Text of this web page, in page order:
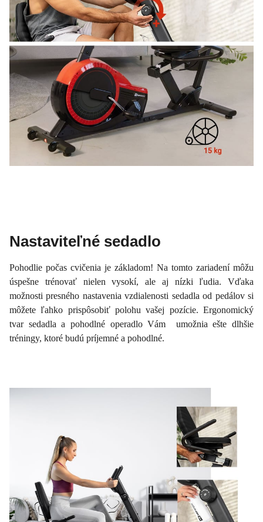
Nastaviteľné sedadlo
Pohodlie počas cvičenia je základom! Na tomto zariadení môžu
úspešne trénovať nielen vysokí, ale aj nízki ľudia. Vďaka
možnosti presného nastavenia vzdialenosti sedadla od pedálov si
môžete ľahko prispôsobiť polohu vašej pozície. Ergonomický
tvar sedadla a pohodlné operadlo Vám umožnia ešte dlhšie
tréningy, ktoré budú príjemné a pohodlné.